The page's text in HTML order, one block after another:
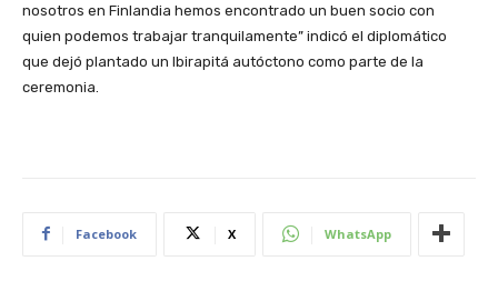
nosotros en Finlandia hemos encontrado un buen socio con
quien podemos trabajar tranquilamente” indicó el diplomático
que dejó plantado un Ibirapitá autóctono como parte de la
ceremonia.
Facebook X WhatsApp